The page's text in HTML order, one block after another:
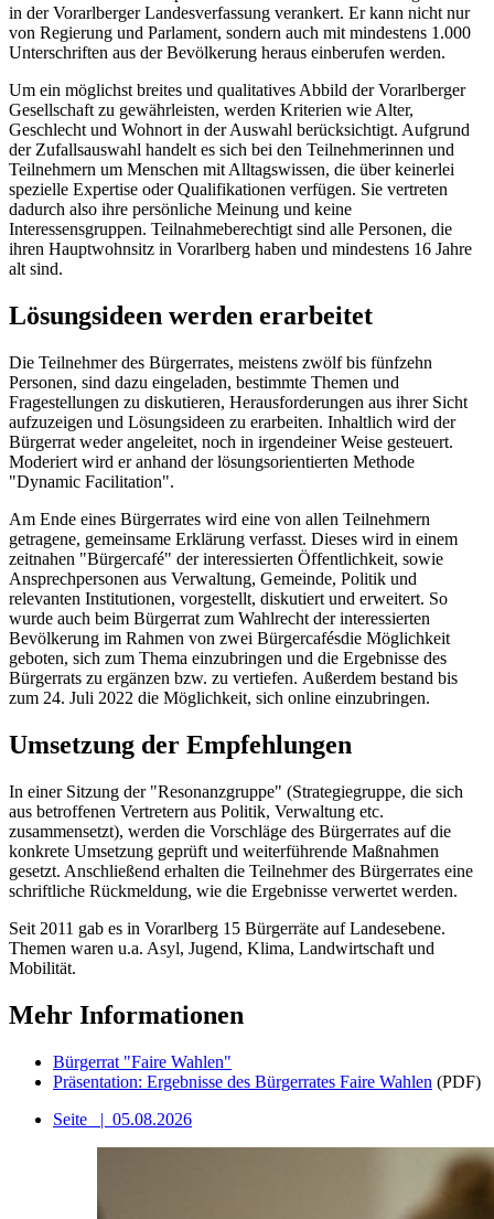
in der Vorarlberger Landesverfassung verankert. Er kann nicht nur
von Regierung und Parlament, sondern auch mit mindestens 1.000
Unterschriften aus der Bevölkerung heraus einberufen werden.
Um ein möglichst breites und qualitatives Abbild der Vorarlberger
Gesellschaft zu gewährleisten, werden Kriterien wie Alter,
Geschlecht und Wohnort in der Auswahl berücksichtigt. Aufgrund
der Zufallsauswahl handelt es sich bei den Teilnehmerinnen und
Teilnehmern um Menschen mit Alltagswissen, die über keinerlei
spezielle Expertise oder Qualifikationen verfügen. Sie vertreten
dadurch also ihre persönliche Meinung und keine
Interessensgruppen. Teilnahmeberechtigt sind alle Personen, die
ihren Hauptwohnsitz in Vorarlberg haben und mindestens 16 Jahre
alt sind.
Lösungsideen werden erarbeitet
Die Teilnehmer des Bürgerrates, meistens zwölf bis fünfzehn
Personen, sind dazu eingeladen, bestimmte Themen und
Fragestellungen zu diskutieren, Herausforderungen aus ihrer Sicht
aufzuzeigen und Lösungsideen zu erarbeiten. Inhaltlich wird der
Bürgerrat weder angeleitet, noch in irgendeiner Weise gesteuert.
Moderiert wird er anhand der lösungsorientierten Methode
"Dynamic Facilitation".
Am Ende eines Bürgerrates wird eine von allen Teilnehmern
getragene, gemeinsame Erklärung verfasst. Dieses wird in einem
zeitnahen "Bürgercafé" der interessierten Öffentlichkeit, sowie
Ansprechpersonen aus Verwaltung, Gemeinde, Politik und
relevanten Institutionen, vorgestellt, diskutiert und erweitert. So
wurde auch beim Bürgerrat zum Wahlrecht der interessierten
Bevölkerung im Rahmen von zwei Bürgercafésdie Möglichkeit
geboten, sich zum Thema einzubringen und die Ergebnisse des
Bürgerrats zu ergänzen bzw. zu vertiefen. Außerdem bestand bis
zum 24. Juli 2022 die Möglichkeit, sich online einzubringen.
Umsetzung der Empfehlungen
In einer Sitzung der "Resonanzgruppe" (Strategiegruppe, die sich
aus betroffenen Vertretern aus Politik, Verwaltung etc.
zusammensetzt), werden die Vorschläge des Bürgerrates auf die
konkrete Umsetzung geprüft und weiterführende Maßnahmen
gesetzt. Anschließend erhalten die Teilnehmer des Bürgerrates eine
schriftliche Rückmeldung, wie die Ergebnisse verwertet werden.
Seit 2011 gab es in Vorarlberg 15 Bürgerräte auf Landesebene.
Themen waren u.a. Asyl, Jugend, Klima, Landwirtschaft und
Mobilität.
Mehr Informationen
Bürgerrat "Faire Wahlen"
Präsentation: Ergebnisse des Bürgerrates Faire Wahlen (PDF)
Seite
| 05.08.2026